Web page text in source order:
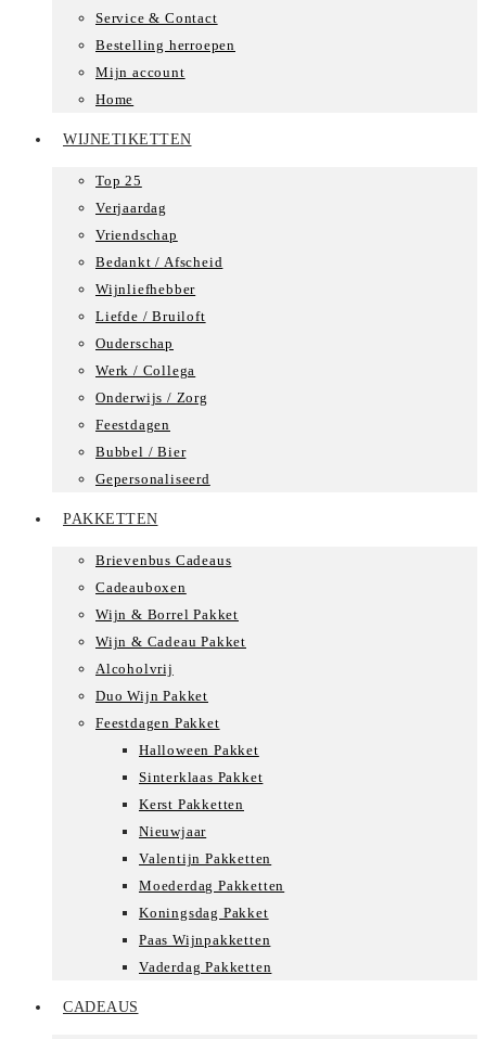
Service & Contact
Bestelling herroepen
Mijn account
Home
WIJNETIKETTEN
Top 25
Verjaardag
Vriendschap
Bedankt / Afscheid
Wijnliefhebber
Liefde / Bruiloft
Ouderschap
Werk / Collega
Onderwijs / Zorg
Feestdagen
Bubbel / Bier
Gepersonaliseerd
PAKKETTEN
Brievenbus Cadeaus
Cadeauboxen
Wijn & Borrel Pakket
Wijn & Cadeau Pakket
Alcoholvrij
Duo Wijn Pakket
Feestdagen Pakket
Halloween Pakket
Sinterklaas Pakket
Kerst Pakketten
Nieuwjaar
Valentijn Pakketten
Moederdag Pakketten
Koningsdag Pakket
Paas Wijnpakketten
Vaderdag Pakketten
CADEAUS